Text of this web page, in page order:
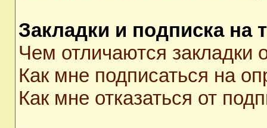
Закладки и подписка на
Чем отличаются закладки
Как мне подписаться на
Как мне отказаться от